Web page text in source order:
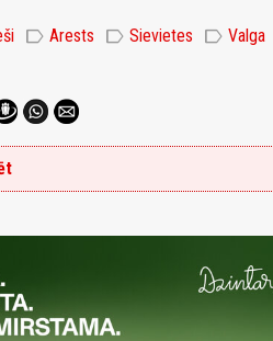
label Arests label Sievietes label Valga